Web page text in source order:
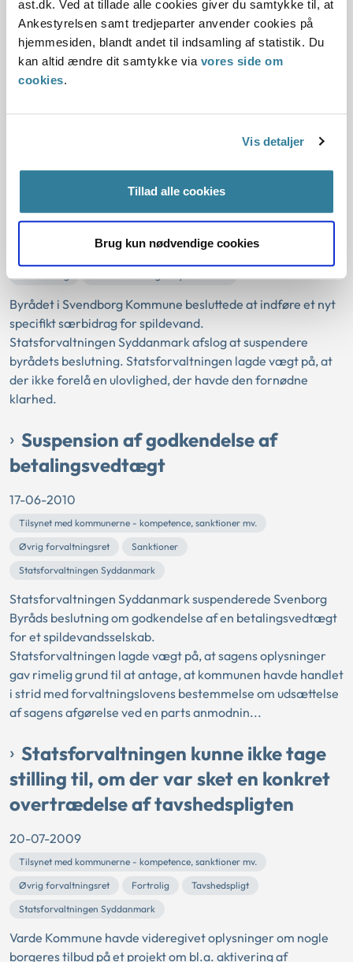
ast.dk. Ved at tillade alle cookies giver du samtykke til, at
Ankestyrelsen samt tredjeparter anvender cookies på
hjemmesiden, blandt andet til indsamling af statistik. Du
kan altid ændre dit samtykke via vores side om
cookies.
Vis detaljer
Tillad alle cookies
Brug kun nødvendige cookies
Sanktioner
Partsbegrebet
Statsforvaltningen Syddanmark havde truffet afgørelse om
ikke at suspendere Svendborg Kommunes beslutning om at
indføre et specifikt særbidrag for spildevand.
En statsforvaltnings afgørelse om
suspension
Partsbegrebet
Partshøring
Statsforvaltningen Syddanmark
Byrådet i Svendborg Kommune besluttede at indføre et nyt
specifikt særbidrag for spildevand.
Statsforvaltningen Syddanmark afslog at suspendere
byrådets beslutning. Statsforvaltningen lagde vægt på, at
der ikke forelå en ulovlighed, der havde den fornødne
klarhed.
Suspension af godkendelse af
betalingsvedtægt
17-06-2010
Tilsynet med kommunerne - kompetence, sanktioner mv.
Øvrig forvaltningsret
Sanktioner
Statsforvaltningen Syddanmark
Statsforvaltningen Syddanmark suspenderede Svenborg
Byråds beslutning om godkendelse af en betalingsvedtægt
for et spildevandsselskab.
Statsforvaltningen lagde vægt på, at sagens oplysninger
gav rimelig grund til at antage, at kommunen havde handlet
i strid med forvaltningslovens bestemmelse om udsættelse
af sagens afgørelse ved en parts anmodnin...
Statsforvaltningen kunne ikke tage
stilling til, om der var sket en konkret
overtrædelse af tavshedspligten
20-07-2009
Tilsynet med kommunerne - kompetence, sanktioner mv.
Øvrig forvaltningsret
Fortrolig
Tavshedspligt
Statsforvaltningen Syddanmark
Varde Kommune havde videregivet oplysninger om nogle
borgeres tilbud på et projekt om bl.a. aktivering af